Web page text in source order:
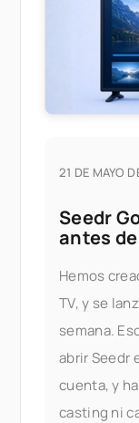
¿Qué ha
21 DE MAYO
Seedr
antes
Hemos
TV, y se
semana.
abrir Seedr
cuenta, y
casting ni